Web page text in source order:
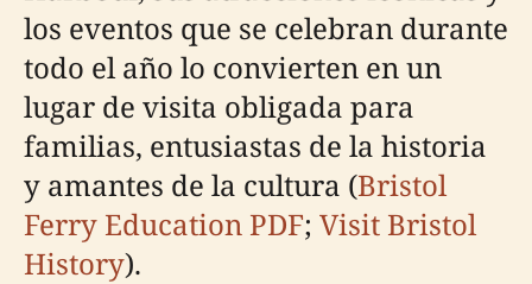
los eventos que se celebran durante
todo el año lo convierten en un
lugar de visita obligada para
familias, entusiastas de la historia
y amantes de la cultura (Bristol
Ferry Education PDF; Visit Bristol
History).